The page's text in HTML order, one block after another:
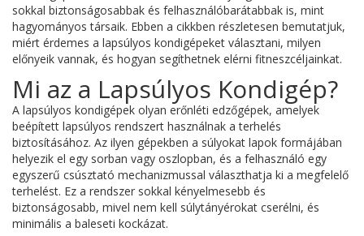
sokkal biztonságosabbak és felhasználóbarátabbak is, mint
hagyományos társaik. Ebben a cikkben részletesen bemutatjuk,
miért érdemes a lapsúlyos kondigépeket választani, milyen
előnyeik vannak, és hogyan segíthetnek elérni fitneszcéljainkat.
Mi az a Lapsúlyos Kondigép?
A lapsúlyos kondigépek olyan erőnléti edzőgépek, amelyek
beépített lapsúlyos rendszert használnak a terhelés
biztosításához. Az ilyen gépekben a súlyokat lapok formájában
helyezik el egy sorban vagy oszlopban, és a felhasználó egy
egyszerű csúsztató mechanizmussal választhatja ki a megfelelő
terhelést. Ez a rendszer sokkal kényelmesebb és
biztonságosabb, mivel nem kell súlytányérokat cserélni, és
minimális a baleseti kockázat.